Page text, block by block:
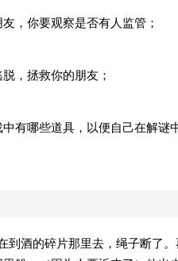
，你要观察是否有人监管；
，拯救你的朋友；
有哪些道具，以便自己在解谜
酒的碎片那里去，绳子断了